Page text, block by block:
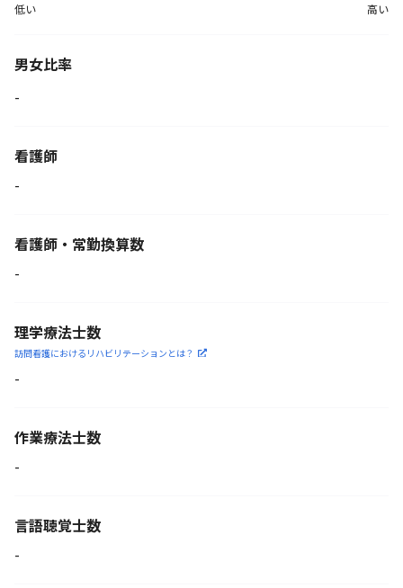
低い 高い
男女比率
-
看護師
-
看護師・常勤換算数
-
理学療法士数
訪問看護におけるリハビリ テーションとは？
-
作業療法士数
-
言語聴覚士数
-